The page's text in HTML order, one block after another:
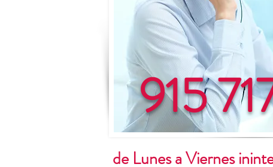
915
de Lunes a Viernes